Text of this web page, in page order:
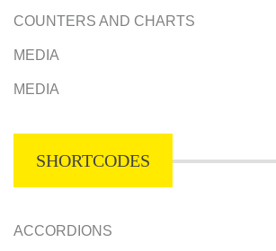
COUNTERS AND CHARTS
MEDIA
MEDIA
SHORTCODES
ACCORDIONS